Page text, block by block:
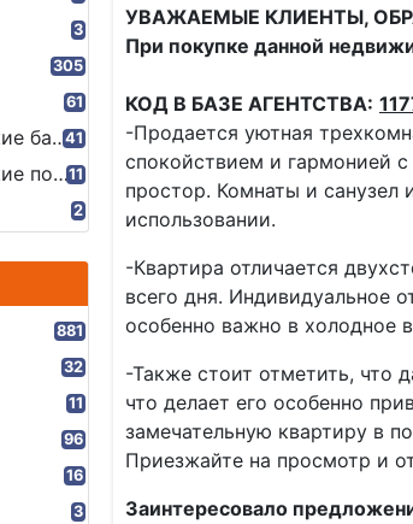
3
305
61
Производственно-складские базы41
Производственно-складские помещения11
2
881
32
11
96
16
3
УВАЖАЕМЫЕ КЛИЕНТЫ,
При покупке данной
КОД В БАЗЕ АГЕНТСТВА:
-Продается уютная
спокойствием и гармонией
простор. Комнаты и санузел
использовании.
-Квартира отличается
всего дня. Индивидуальное
особенно важно в холодное
-Также стоит отметить, что
что делает его особенно
замечательную квартиру в
Приезжайте на просмотр и
Заинтересовало